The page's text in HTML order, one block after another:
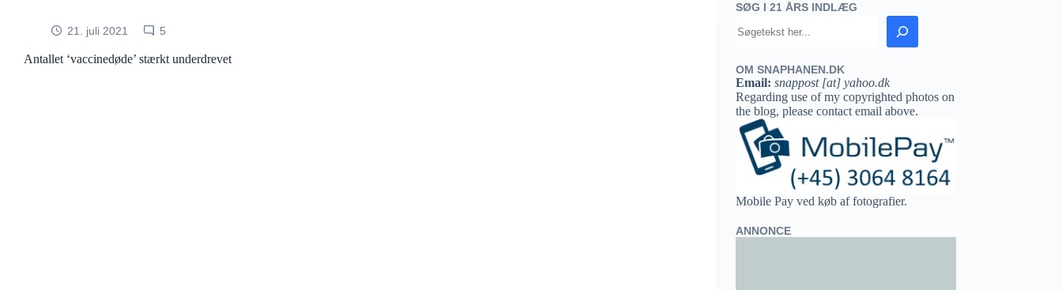
21. juli 2021 5
Antallet ‘vaccinedøde’ stærkt underdrevet
SØG I 21 ÅRS INDLÆG
OM SNAPHANEN.DK
Email: snappost [at] yahoo.dk
Regarding use of my copyrighted photos on
the blog, please contact email above.
Mobile Pay ved køb af fotografier.
ANNONCE